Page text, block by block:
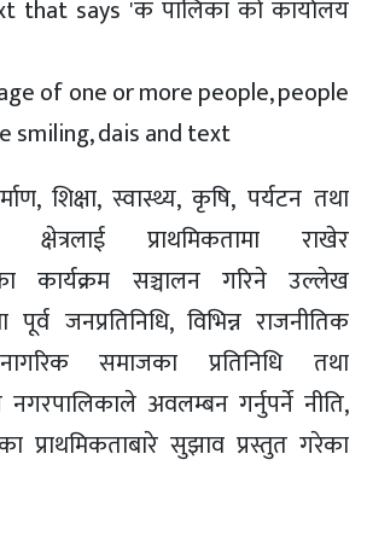
शिक्षा, स्वास्थ्य, कृषि, पर्यटन तथा
क्षेत्रलाई प्राथमिकतामा राखेर
कार्यक्रम सञ्चालन गरिने उल्लेख
पूर्व जनप्रतिनिधि, विभिन्न राजनीतिक
समाजका प्रतिनिधि तथा
अवलम्बन गर्नुपर्ने नीति,
प्राथमिकताबारे सुझाव प्रस्तुत गरेका